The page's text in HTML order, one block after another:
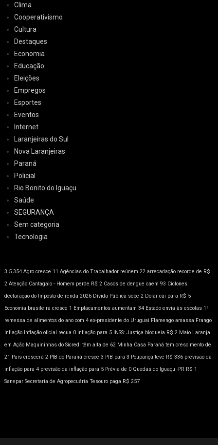
Clima
Cooperativismo
Cultura
Destaques
Economia
Educação
Eleições
Empregos
Esportes
Eventos
Internet
Laranjeiras do Sul
Nova Laranjeiras
Paraná
Policial
Rio Bonito do Iguaçu
Saúde
SEGURANÇA
Sem categoria
Tecnologia
3 5 354 Agro cresce 11 Agências do Trabalhador reúnem 22 arrecadação recorde de R$
2 Atenção Cantagalo - Homem perde R$ 2 Casos de dengue caem 93 Ciclones
declaração do Imposto de renda 2026 Dívida Pública sobe 2 Dólar cai para R$ 5
Economia brasileira cresce 1 Emplacamentos aumentam 34 Estado envia às escolas 1ª
remessa de alimentos do ano com 4 ex-presidente do Uruguai Flamengo amassa Frango
Inflação Inflação oficial recua 0 inflação para 5 INSS: Justiça bloqueia R$ 2 Maio Laranja
em Ação Maquininhas do Sicredi têm alta de 62 Minha Casa Paraná tem crescimento de
21 País crescerá 2 PIB do Paraná cresce 3 PIB para 3 Poupança teve R$ 336 previsão da
inflação para 4 previsão da inflação para 5 Prévia de 0 Quedas do Iguaçu -PR R$ 1
Sanepar Secretaria de Agropecuária Tesouro paga R$ 257